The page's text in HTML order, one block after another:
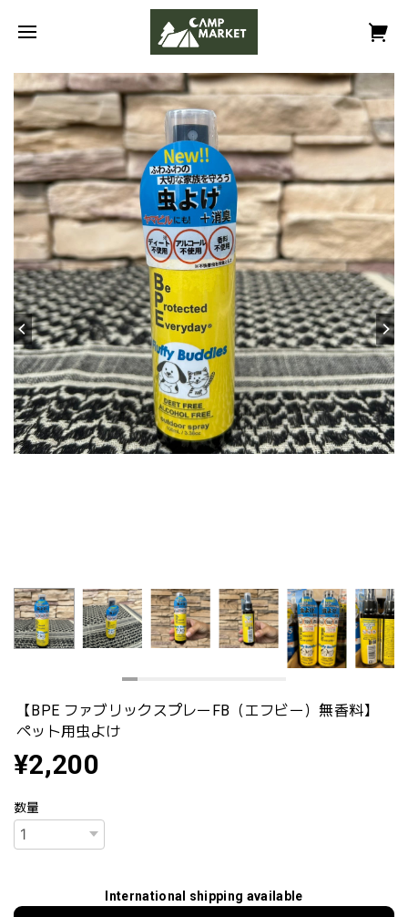
【BPE ファブリックスプレーFB（エフビー）無香料】
ペット用虫よけ
¥2,200
数量
International shipping available